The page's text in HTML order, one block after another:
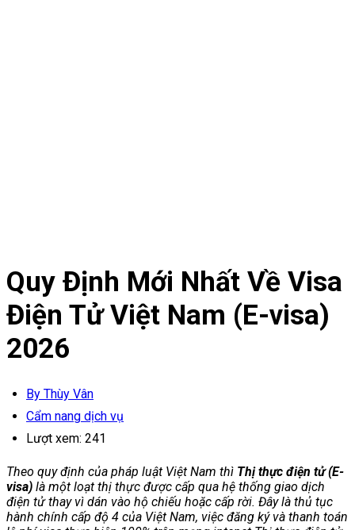
Quy Định Mới Nhất Về Visa
Điện Tử Việt Nam (E-visa)
2026
By Thùy Vân
Cẩm nang dịch vụ
Lượt xem: 241
Theo quy định của pháp luật Việt Nam thì Thị thực điện tử (E-
visa) là một loạt thị thực được cấp qua hệ thống giao dịch
điện tử thay vì dán vào hộ chiếu hoặc cấp rời. Đây là thủ tục
hành chính cấp độ 4 của Việt Nam, việc đăng ký và thanh toán